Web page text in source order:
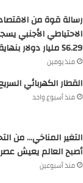
رسالة قوة من
الاحتياطي الأجنبي
56.29 مليار دولار بنهاية يوليو
منذ يومين
القطار الكهربائي
منذ أسبوع واحد
التغير المناخي… من
أصبح العالم يعيش عصر
منذ أسبوعين